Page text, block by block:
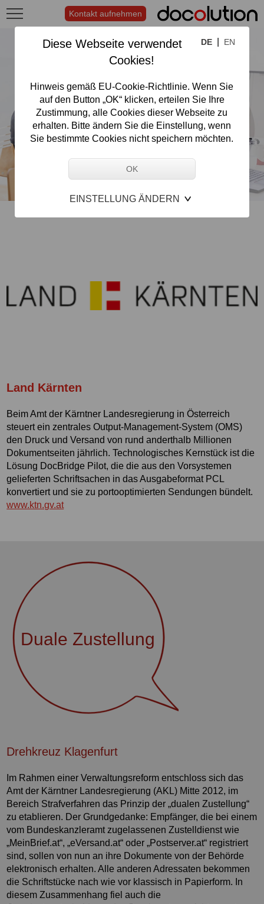
DE EN
Diese Webseite verwendet
Cookies!
Hinweis gemäß EU-Cookie-Richtlinie. Wenn Sie
auf den Button „OK“ klicken, erteilen Sie Ihre
Zustimmung, alle Cookies dieser Webseite zu
erhalten. Bitte ändern Sie die Einstellung, wenn
Sie bestimmte Cookies nicht speichern möchten.
EINSTELLUNG ÄNDERN
Kontakt aufnehmen
Land Kärnten
Beim Amt der Kärntner Landesregierung in Österreich
steuert ein zentrales Output-Management-System (OMS)
den Druck und Versand von rund anderthalb Millionen
Dokumentseiten jährlich. Technologisches Kernstück ist die
Lösung DocBridge Pilot, die die aus den Vorsystemen
gelieferten Schriftsachen in das Ausgabeformat PCL
konvertiert und sie zu portooptimierten Sendungen bündelt.
www.ktn.gv.at
Duale Zustellung
Drehkreuz Klagenfurt
Im Rahmen einer Verwaltungsreform entschloss sich das
Amt der Kärntner Landesregierung (AKL) Mitte 2012, im
Bereich Strafverfahren das Prinzip der „dualen Zustellung“
zu etablieren. Der Grundgedanke: Empfänger, die bei einem
vom Bundeskanzleramt zugelassenen Zustelldienst wie
„MeinBrief.at“, „eVersand.at“ oder „Postserver.at“ registriert
sind, sollen von nun an ihre Dokumente von der Behörde
elektronisch erhalten. Alle anderen Adressaten bekommen
die Schriftstücke nach wie vor klassisch in Papierform. In
diesem Zusammenhang fiel auch die